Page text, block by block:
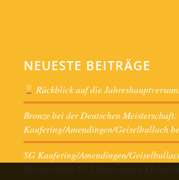
NEUESTE BEITRÄGE
Rückblick auf die
Bronze bei der Deutschen Meisterschaft:
Kaufering/Amendingen/Geiselbullach
SG Kaufering/Amendingen/
Meisterschaft U13 Juniorinnen Kleinfeld